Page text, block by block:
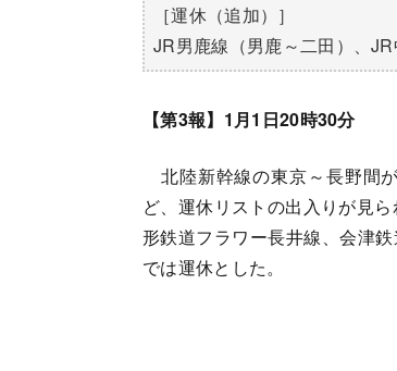
［運休（追加）］
JR男鹿線（男鹿～二田）、JR
【第3報】1月1日20時30分
北陸新幹線の東京～長野間
ど、運休リストの出入りが見
形鉄道フラワー長井線、会津
では運休とした。